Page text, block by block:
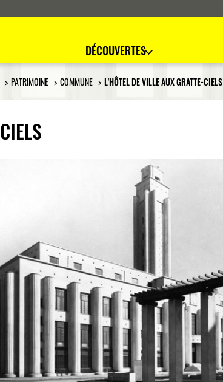
DÉCOUVERTES
PATRIMOINE COMMUNE L'HÔTEL DE VILLE AUX GRATTE-CIELS